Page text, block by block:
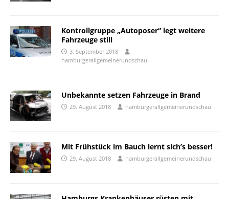
Kontrollgruppe „Autoposer“ legt weitere
Fahrzeuge still
3. September 2018
hamburgerallgemeinerundschau
Unbekannte setzen Fahrzeuge in Brand
29. August 2018 hamburgerallgemeinerundschau
Mit Frühstück im Bauch lernt sich’s besser!
29. August 2018 hamburgerallgemeinerundschau